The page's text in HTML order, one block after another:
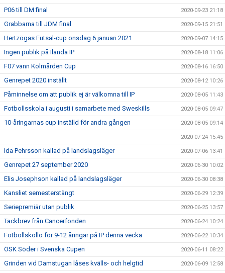
P06 till DM final 2020-09-23 21:18
Grabbarna till JDM final 2020-09-15 21:51
Hertzögas Futsal-cup onsdag 6 januari 2021 2020-09-07 14:15
Ingen publik på Ilanda IP 2020-08-18 11:06
F07 vann Kolmården Cup 2020-08-16 16:50
Genrepet 2020 inställt 2020-08-12 10:26
Påminnelse om att publik ej är välkomna till IP 2020-08-05 11:43
Fotbollsskola i augusti i samarbete med Sweskills 2020-08-05 09:47
10-åringarnas cup inställd för andra gången 2020-08-05 09:14
2020-07-24 15:45
Ida Pehrsson kallad på landslagsläger 2020-07-06 13:41
Genrepet 27 september 2020 2020-06-30 10:02
Elis Josephson kallad på landslagsläger 2020-06-30 08:38
Kansliet semesterstängt 2020-06-29 12:39
Seriepremiär utan publik 2020-06-25 13:57
Tackbrev från Cancerfonden 2020-06-24 10:24
Fotbollskollo för 9-12 åringar på IP denna vecka 2020-06-22 10:34
ÖSK Söder i Svenska Cupen 2020-06-11 08:22
Grinden vid Damstugan låses kvälls- och helgtid 2020-06-09 12:58